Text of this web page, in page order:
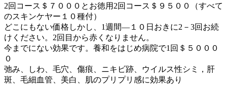
2回コース＄７０００とお徳用2回コース＄９５００（すべて
のスキンケヤー１０種付）
どこにもない価格しかし、1週間―１０日おきに2－3回お続
けください。2回目から赤くなりません。
今までにない効果です。養和をはじめ病院で1回＄５０００
０
弛み、しわ、毛穴、傷痕、ニキビ跡、ウイルス性シミ，肝
斑、毛細血管、美白、肌のプリプリ感に効果あり